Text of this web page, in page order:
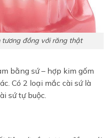
tương đồng với răng thật
bằng sứ – hợp kim gốm
Có 2 loại mắc cài sứ là
sứ tự buộc.